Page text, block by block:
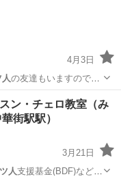
4月3日
人の友達もいますので、
ン・チェロ教室（み
街駅駅）
3月21日
人支援基金(BDF)などが